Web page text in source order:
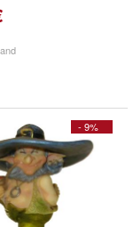
- 9%